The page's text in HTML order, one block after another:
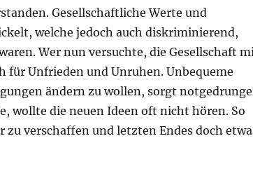
Gesellschaftliche Werte und
welche jedoch auch diskriminierend,
Wer nun versuchte, die Gesellschaft
Unfrieden und Unruhen. Unbequeme
ändern zu wollen, sorgt
wollte die neuen Ideen oft nicht hören. So
verschaffen und letzten Endes doch